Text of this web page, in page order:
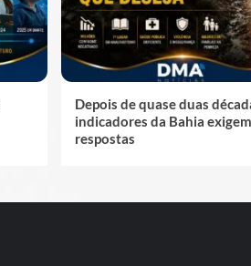
Depois de quase duas
indicadores da Bahia exigem
respostas